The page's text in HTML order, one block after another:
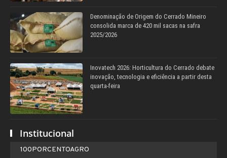
Denominação de Origem do Cerrado Mineiro
consolida marca de 420 mil sacas na safra
2025/2026
Inovatech 2026: Horticultura do Cerrado debate
inovação, tecnologia e eficiência a partir desta
quarta-feira
Institucional
100PORCENTOAGRO